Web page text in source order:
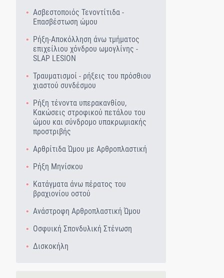
Ασβεστοποιός Τενοντίτιδα -
Επασβέστωση ώμου
Ρήξη-Αποκόλληση άνω τμήματος
επιχείλιου χόνδρου ωμογλίνης -
SLAP LESION
Τραυματισμοί - ρήξεις του πρόσθιου
χιαστού συνδέσμου
Ρήξη τένοντα υπερακανθίου,
Κακώσεις στροφικού πετάλου του
ώμου και σύνδρομο υπακρωμιακής
προστριβής
Αρθρίτιδα Ώμου με Αρθροπλαστική
Ρήξη Μηνίσκου
Κατάγματα άνω πέρατος του
βραχιονίου οστού
Ανάστροφη Αρθροπλαστική Ώμου
Οσφυική Σπονδυλική Στένωση
Δισκοκήλη